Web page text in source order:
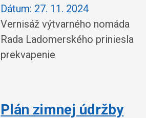
Dátum: 27. 11. 2024
Vernisáž výtvarného nomáda
Rada Ladomerského priniesla
prekvapenie
Plán zimnej údržby